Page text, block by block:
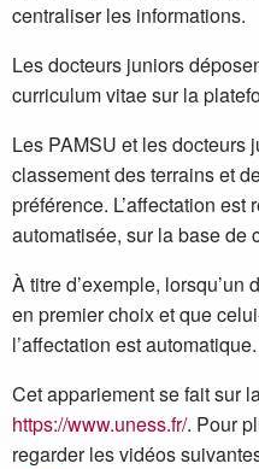
centraliser les informations.
Les docteurs juniors
curriculum vitae sur la
Les PAMSU et les docteurs
classement des terrains et
préférence. L’affectation est
automatisée, sur la base de
À titre d’exemple,
en premier choix et que
l’affectation est automatique.
Cet appariement se fait sur
https://www.uness.fr/. Pour
regarder les vidéos